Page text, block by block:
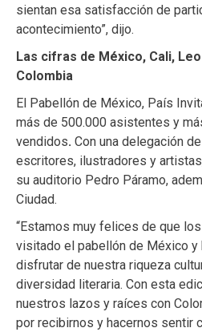
sientan esa satisfacción de
acontecimiento”, dijo.
Las cifras de México, Cali,
Colombia
El Pabellón de México, País
más de 500.000 asistentes y
vendidos. Con una delegación
escritores, ilustradores y
su auditorio Pedro Páramo,
Ciudad.
“Estamos muy felices de que
visitado el pabellón de México y
disfrutar de nuestra riqueza
diversidad literaria. Con esta
nuestros lazos y raíces con
por recibirnos y hacernos sentir